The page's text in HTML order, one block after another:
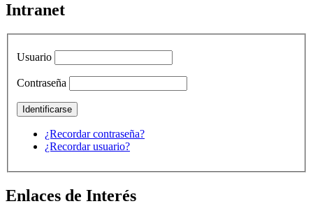
Intranet
Usuario
Contraseña
¿Recordar contraseña?
¿Recordar usuario?
Enlaces de Interés